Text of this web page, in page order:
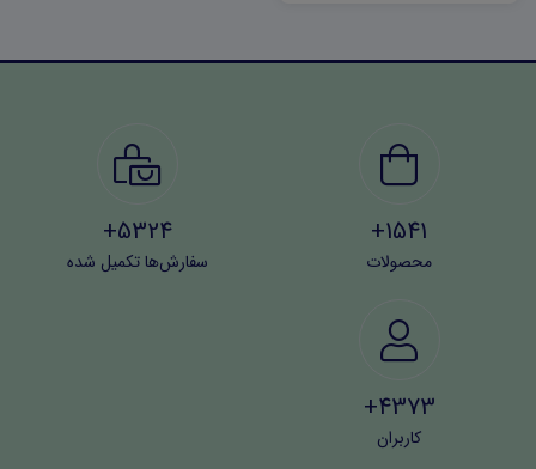
1541+
محصولات
5324+
سفارش‌ها تکمیل شده
4373+
کاربران